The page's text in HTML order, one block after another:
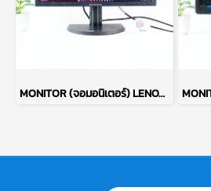
MONITOR (จอมอนิเตอร์) LENOVO THINKVISION LT2223PWC 21.5 INCH TN FULL HD 60 Hz P17590